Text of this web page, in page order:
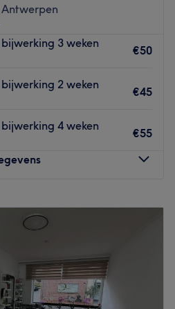
est uniquement à une minute à
de partager son savoir-faire.
conviviale dans un institut
détendu.
to venue
3 weken
€50
2 weken
€45
4 weken
€55
08:00 –16:00
09:00–13:00
Gesloten